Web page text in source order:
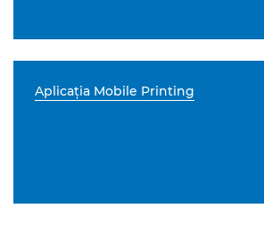
Aplicaţia Mobile Printing